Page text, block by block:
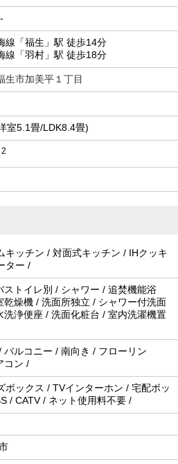
線「福生」駅 徒歩14分
線「羽村」駅 徒歩18分
生市加美平１丁目
室5.1畳/LDK8.4畳)
2
キッチン / 対面式キッチン / IHクッキ
ター /
ストイレ別 / シャワー / 追焚機能浴
乾燥機 / 洗面所独立 / シャワー付洗面
洗浄便座 / 洗面化粧台 / 室内洗濯機置
バルコニー / 南向き / フローリン
コン /
ボックス / TVインターホン / 宅配ボッ
/ CATV / ネット使用料不要 /